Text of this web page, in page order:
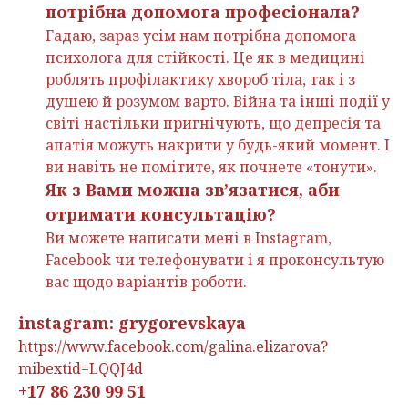
потрібна допомога професіонала?
Гадаю, зараз усім нам потрібна допомога
психолога для стійкості. Це як в медицині
роблять профілактику хвороб тіла, так і з
душею й розумом варто. Війна та інші події у
світі настільки пригнічують, що депресія та
апатія можуть накрити у будь-який момент. І
ви навіть не помітите, як почнете «тонути».
Як з Вами можна зв’язатися, аби
отримати консультацію?
Ви можете написати мені в Іnstagram,
Facebook чи телефонувати і я проконсультую
вас щодо варіантів роботи.
instagram: grygorevskaya
https://www.facebook.com/galina.elizarova?
mibextid=LQQJ4d
+17 86 230 99 51